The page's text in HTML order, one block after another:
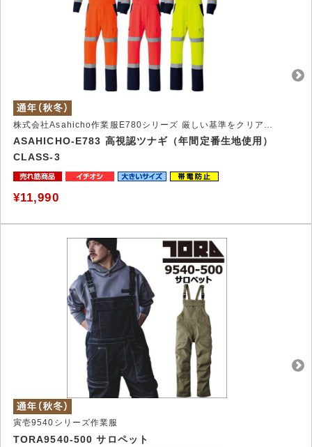
ASAHICHO-E783 高視認ツナギ（年間定番生地使用）
CLASS-3
¥11,990
寅壱9540シリーズ作業服
TORA9540-500 サロペット